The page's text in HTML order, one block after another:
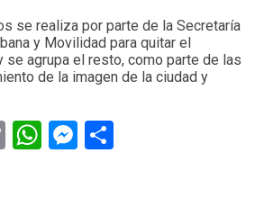
se realiza por parte de la Secretaría
y Movilidad para quitar el
se agrupa el resto, como parte de las
de la imagen de la ciudad y
CopyWhatsApp
Messenger